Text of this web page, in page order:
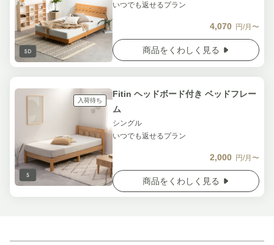
いつでも返せるプラン
4,070 円/月〜
商品をくわしく見る
入荷待ち
Fitin ヘッドボード付き ベッドフレー
ム
シングル
いつでも返せるプラン
2,000 円/月〜
商品をくわしく見る